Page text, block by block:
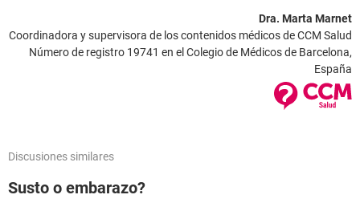
Dra. Marta Marnet
Coordinadora y supervisora de los contenidos médicos de CCM Salud
Número de registro 19741 en el Colegio de Médicos de Barcelona,
España
Discusiones similares
Susto o embarazo?